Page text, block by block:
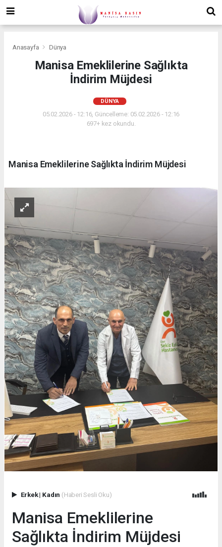
Anasayfa Dünya
Manisa Emeklilerine Sağlıkta
İndirim Müjdesi
DÜNYA
05.02.2026 - 12:16, Güncelleme: 05.02.2026 - 12:16
697+ kez okundu.
Manisa Emeklilerine Sağlıkta İndirim Müjdesi
Erkek| Kadın (Haberi Sesli Oku)
Manisa Emeklilerine
Sağlıkta İndirim Müjdesi